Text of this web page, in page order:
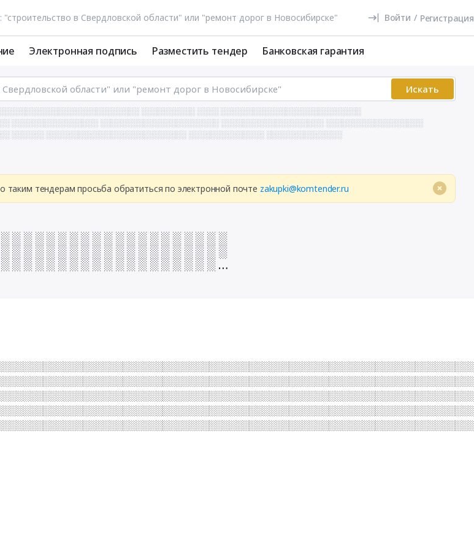
Войти / Регистрация
Электронная подпись Разместить тендер Банковская гарантия
Искать
░░░░░░░░░░ ░░░░ ░░░░░░░░░░░░░░░░░░░░░░░░░░
░░░░░░░░░░░░░░░░ ░░░░░░░░░░░░░░░░░░░░░░ ░░░░░░░░░░░░░░░░░░░ ░░░░░░░░░░░░░░░░░░
░░░░░░ ░░░░░░░░░░░░░░░░░░░░░░░░░░ ░░░░░░░░░░░░░░ ░░░░░░░░░░░░░░
тендерам просьба обратиться по электронной почте zakupki@komtender.ru
░ ░ ░ ░ ░ ░ ░ ░ ░ ░ ░ ░ ░ ░ ░ ░ ░ ░ ░
░ ░ ░ ░ ░ ░ ░ ░ ░ ░ ░ ░ ░ ░ ░ ░ ░ ░ ░
░ ░ ░ ░ ░ ░ ░ ░ ░ ░ ░ ░ ░ ░ ░ ░ ░ ░ ░
░ ░ ░ ░ ░ ░ ░ ░ ░ ░ ░ ░ ░ ░ ░ ░ ░ ░
░ ░ ░ ░ ░ ░ ░ ░ ░ ░ ░ ░ ░ ░ ░ ░ ░ ░
░ ░ ░ ░ ░ ░ ░ ░ ░ ░ ░ ░ ░ ░ ░ ░